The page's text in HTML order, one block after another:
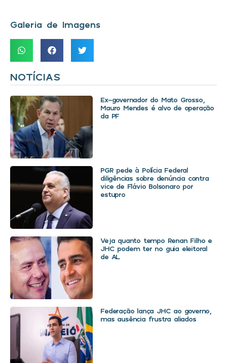
Galeria de Imagens
NOTÍCIAS
Ex-governador do Mato Grosso,
Mauro Mendes é alvo de operação
da PF
PGR pede à Polícia Federal
diligências sobre denúncia contra
vice de Flávio Bolsonaro por
estupro
Veja quanto tempo Renan Filho e
JHC podem ter no guia eleitoral
de AL
Federação lança JHC ao governo,
mas ausência frustra aliados